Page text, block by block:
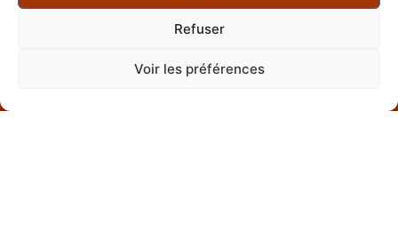
Refuser
Voir les préférences
Politique